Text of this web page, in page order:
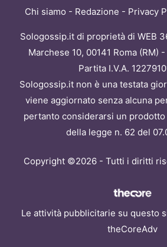
Chi siamo - Redazione - Privacy
Sologossip.it di proprietà di WEB
Marchese 10, 00141 Roma (RM)
Partita I.V.A.
Sologossip.it non è una testata
viene aggiornato senza alcuna
pertanto considerarsi un
della legge n. 62 del
Copyright ©2026 - Tutti i diritti
Le attività pubblicitarie su questo
theCoreAdv